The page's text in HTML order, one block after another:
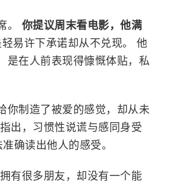
。 你提议周末看电影，他满
易许下承诺却从不兑现。 他
是在人前表现得慷慨体贴，私
你制造了被爱的感觉，却从未
出，习惯性说谎与感同身受
确读出他人的感受。
有很多朋友，却没有一个能